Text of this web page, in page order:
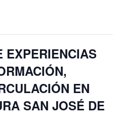
EXPERIENCIAS
EN
SAN JOSÉ DE